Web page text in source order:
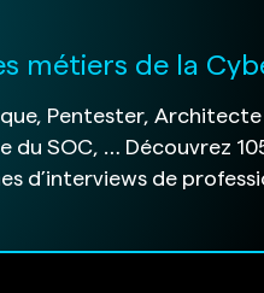
métiers de la
Pentester,
du SOC, … Découvrez
d’interviews de